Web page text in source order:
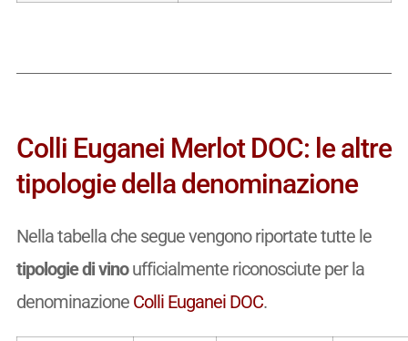
Colli Euganei Merlot DOC: le altre
tipologie della denominazione
Nella tabella che segue vengono riportate tutte le
tipologie di vinoufficialmente riconosciute per la
denominazione Colli Euganei DOC.